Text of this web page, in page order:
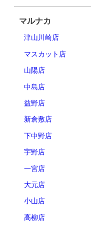
マルナカ
津山川崎店
マスカット店
山陽店
中島店
益野店
新倉敷店
下中野店
宇野店
一宮店
大元店
小山店
高柳店